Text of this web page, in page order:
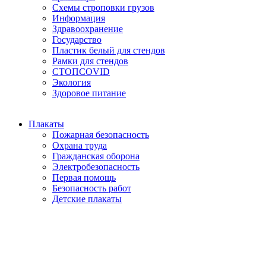
Схемы строповки грузов
Информация
Здравоохранение
Государство
Пластик белый для стендов
Рамки для стендов
СТОПCOVID
Экология
Здоровое питание
Плакаты
Пожарная безопасность
Охрана труда
Гражданская оборона
Электробезопасность
Первая помощь
Безопасность работ
Детские плакаты